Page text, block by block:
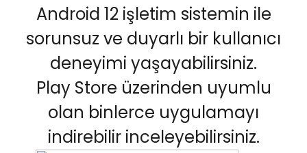
Android 12 işletim sistemin ile
sorunsuz ve duyarlı bir kullanıcı
deneyimi yaşayabilirsiniz.
Play Store üzerinden uyumlu
olan binlerce uygulamayı
indirebilir inceleyebilirsiniz.